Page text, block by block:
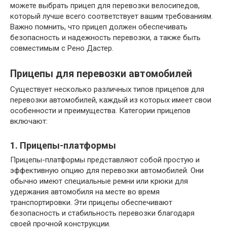
можете выбрать прицеп для перевозки велосипедов,
который лучше всего соответствует вашим требованиям.
Важно помнить, что прицеп должен обеспечивать
безопасность и надежность перевозки, а также быть
совместимым с Рено Дастер.
Прицепы для перевозки автомобилей
Существует несколько различных типов прицепов для
перевозки автомобилей, каждый из которых имеет свои
особенности и преимущества. Категории прицепов
включают:
1. Прицепы-платформы
Прицепы-платформы представляют собой простую и
эффективную опцию для перевозки автомобилей. Они
обычно имеют специальные ремни или крюки для
удержания автомобиля на месте во время
транспортировки. Эти прицепы обеспечивают
безопасность и стабильность перевозки благодаря
своей прочной конструкции.